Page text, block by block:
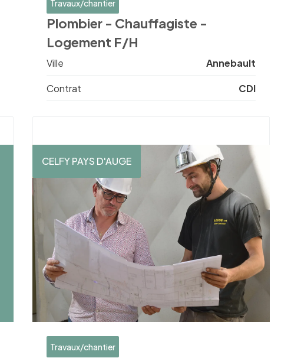
Travaux/chantier
Plombier - Chauffagiste -
Logement F/H
Ville Annebault
Contrat CDI
CELFY PAYS D'AUGE
Travaux/chantier